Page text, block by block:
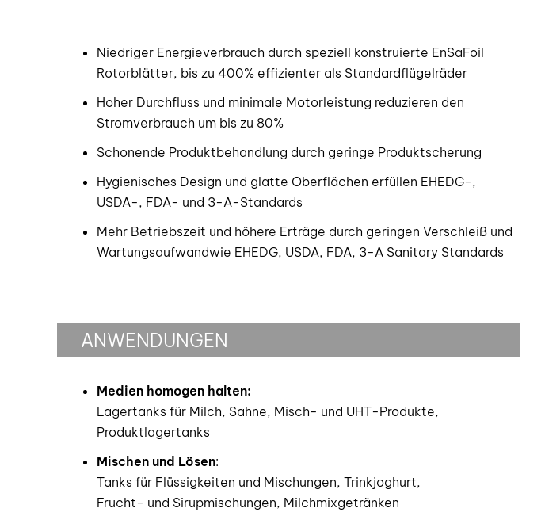
Niedriger Energieverbrauch durch speziell konstruierte EnSaFoil
Rotorblätter, bis zu 400% effizienter als Standardflügelräder
Hoher Durchfluss und minimale Motorleistung reduzieren den
Stromverbrauch um bis zu 80%
Schonende Produktbehandlung durch geringe Produktscherung
Hygienisches Design und glatte Oberflächen erfüllen EHEDG-,
USDA-, FDA- und 3-A-Standards
Mehr Betriebszeit und höhere Erträge durch geringen Verschleiß und
Wartungsaufwandwie EHEDG, USDA, FDA, 3-A Sanitary Standards
ANWENDUNGEN
Medien homogen halten:
Lagertanks für Milch, Sahne, Misch- und UHT-Produkte,
Produktlagertanks
Mischen und Lösen:
Tanks für Flüssigkeiten und Mischungen, Trinkjoghurt,
Frucht- und Sirupmischungen, Milchmixgetränken